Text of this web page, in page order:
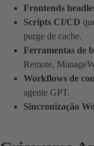
Frontends
Scripts CI/CD
purge de cache.
Ferramentas de
Remote,
Workflows de
agente GPT.
Sincronização